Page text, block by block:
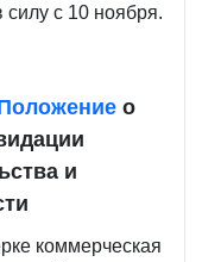
силу с 10 ноября.
о
и
коммерческая